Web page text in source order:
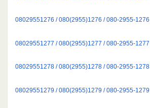
08029551276 / 080(2955)1276 / 080-2955-1276
08029551277 / 080(2955)1277 / 080-2955-1277
08029551278 / 080(2955)1278 / 080-2955-1278
08029551279 / 080(2955)1279 / 080-2955-1279